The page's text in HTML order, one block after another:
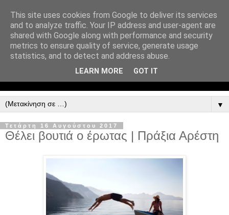
▼
Τετάρτη 16 Αυγούστου 2017
Θέλει βουτιά ο έρωτας | Πράξια Αρέστη
This site uses cookies from Google to deliver its services
and to analyze traffic. Your IP address and user-agent are
shared with Google along with performance and security
metrics to ensure quality of service, generate usage
statistics, and to detect and address abuse.
LEARN MORE GOT IT